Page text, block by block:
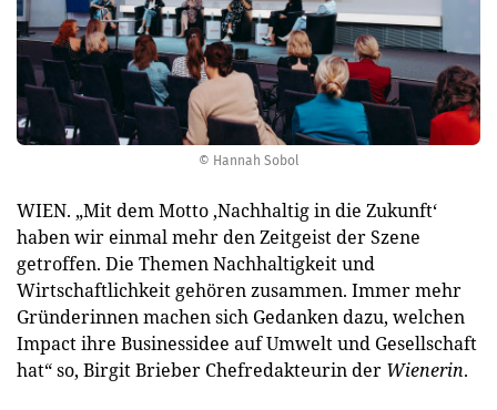
© Hannah Sobol
WIEN. „Mit dem Motto ‚Nachhaltig in die Zukunft‘
haben wir einmal mehr den Zeitgeist der Szene
getroffen. Die Themen Nachhaltigkeit und
Wirtschaftlichkeit gehören zusammen. Immer mehr
Gründerinnen machen sich Gedanken dazu, welchen
Impact ihre Businessidee auf Umwelt und Gesellschaft
hat“ so, Birgit Brieber Chefredakteurin der Wienerin.